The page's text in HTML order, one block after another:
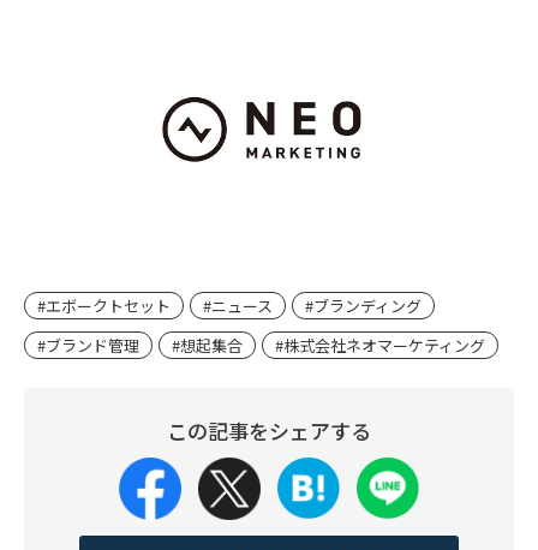
#エボークトセット #ニュース
#ブランディング
#ブランド管理
#想起集合 #株式会社ネオマーケティング
この記事をシェアする